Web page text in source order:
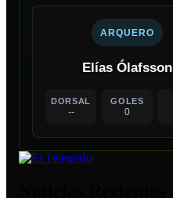
ARQUERO
Elías Ólafsson
DORSAL
--
GOLES
0